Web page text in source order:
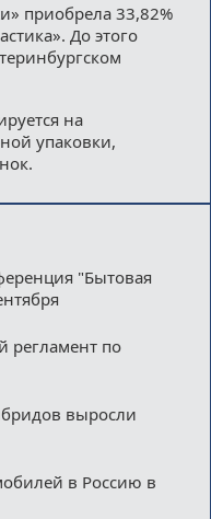
приобрела 33,82%
До этого
на
упаковки,
"Бытовая
регламент по
выросли
в Россию в